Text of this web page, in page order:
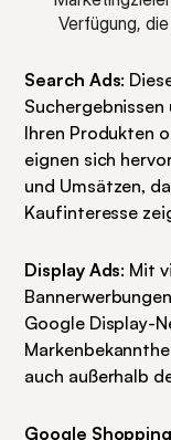
Verfügung,
Search Ads:
Suchergebnissen
Ihren Produkten
eignen sich
und Umsätzen,
Kaufinteresse
Display Ads: Mit
Google Display-
auch außerhalb
Google